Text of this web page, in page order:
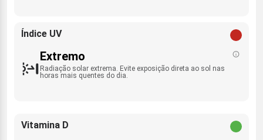
Índice UV
Extremo
Radiação solar extrema. Evite exposição direta ao sol nas
horas mais quentes do dia.
Vitamina D